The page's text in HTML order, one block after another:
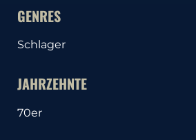
GENRES
Schlager
JAHRZEHNTE
70er